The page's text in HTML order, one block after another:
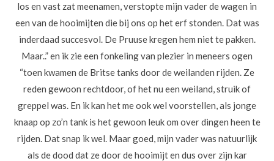
los en vast zat meenamen, verstopte mijn vader de wagen in
een van de hooimijten die bij ons op het erf stonden. Dat was
inderdaad succesvol. De Pruuse kregen hem niet te pakken.
Maar..” en ik zie een fonkeling van plezier in meneers ogen
“toen kwamen de Britse tanks door de weilanden rijden. Ze
reden gewoon rechtdoor, of het nu een weiland, struik of
greppel was. En ik kan het me ook wel voorstellen, als jonge
knaap op zo’n tank is het gewoon leuk om over dingen heen te
rijden. Dat snap ik wel. Maar goed, mijn vader was natuurlijk
als de dood dat ze door de hooimijt en dus over zijn kar